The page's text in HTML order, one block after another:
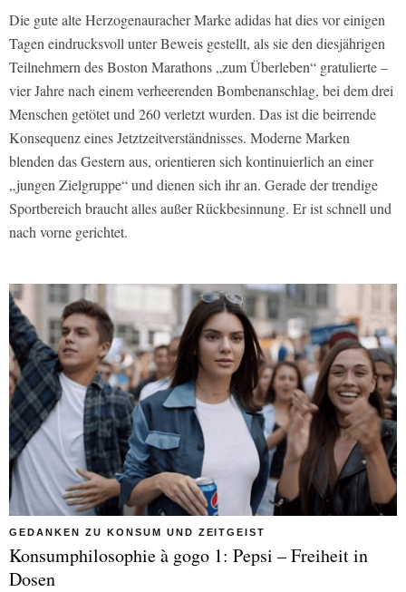
Die gute alte Herzogenauracher Marke adidas hat dies vor einigen
Tagen eindrucksvoll unter Beweis gestellt, als sie den diesjährigen
Teilnehmern des Boston Marathons „zum Überleben“ gratulierte –
vier Jahre nach einem verheerenden Bombenanschlag, bei dem drei
Menschen getötet und 260 verletzt wurden. Das ist die beirrende
Konsequenz eines Jetztzeitverständnisses. Moderne Marken
blenden das Gestern aus, orientieren sich kontinuierlich an einer
„jungen Zielgruppe“ und dienen sich ihr an. Gerade der trendige
Sportbereich braucht alles außer Rückbesinnung. Er ist schnell und
nach vorne gerichtet.
GEDANKEN ZU KONSUM UND ZEITGEIST
Konsumphilosophie à gogo 1: Pepsi – Freiheit in
Dosen